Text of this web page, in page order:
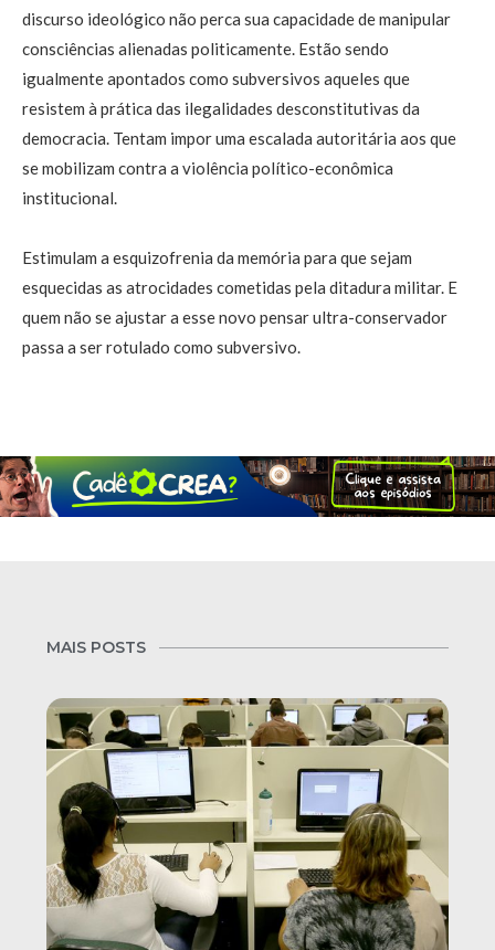
discurso ideológico não perca sua capacidade de manipular
consciências alienadas politicamente. Estão sendo
igualmente apontados como subversivos aqueles que
resistem à prática das ilegalidades desconstitutivas da
democracia. Tentam impor uma escalada autoritária aos que
se mobilizam contra a violência político-econômica
institucional.
Estimulam a esquizofrenia da memória para que sejam
esquecidas as atrocidades cometidas pela ditadura militar. E
quem não se ajustar a esse novo pensar ultra-conservador
passa a ser rotulado como subversivo.
MAIS POSTS